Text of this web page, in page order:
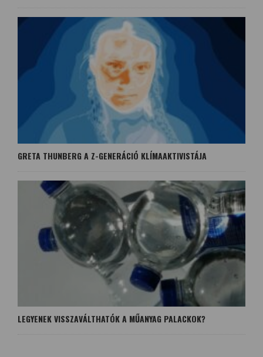
GRETA THUNBERG A Z-GENERÁCIÓ KLÍMAAKTIVISTÁJA
LEGYENEK VISSZAVÁLTHATÓK A MŰANYAG PALACKOK?